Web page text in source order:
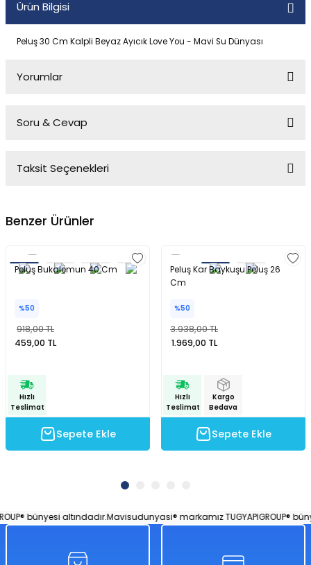
Ürün Bilgisi
Peluş 30 Cm Kalpli Beyaz Ayıcık Love You - Mavi Su Dünyası
Yorumlar
Soru & Cevap
Taksit Seçenekleri
Benzer Ürünler
Peluş Bukalemun 40 Cm
%50
918,00 TL
459,00 TL
Hızlı
Teslimat
Sepete Ekle
Peluş Kar Baykuşu Peluş 26
Cm
%50
3.938,00 TL
1.969,00 TL
Hızlı
Teslimat
Kargo
Bedava
Sepete Ekle
bünyesi altındadır.Mavisudunyasi® markamız TUGYAPIGROUP®